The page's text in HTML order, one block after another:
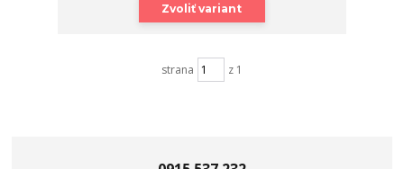
Zvoliť variant
strana z 1